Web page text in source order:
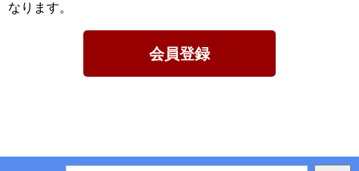
なります。
会員登録